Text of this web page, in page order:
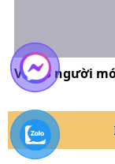
Vì sao người